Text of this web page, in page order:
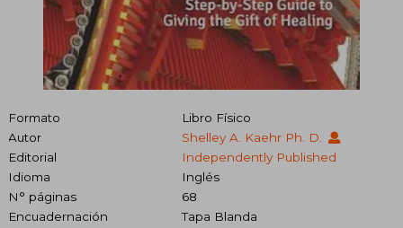
Formato
Libro Físico
Autor
Shelley A. Kaehr Ph. D.
Editorial
Independently Published
Idioma
Inglés
N° páginas
68
Encuadernación
Tapa Blanda